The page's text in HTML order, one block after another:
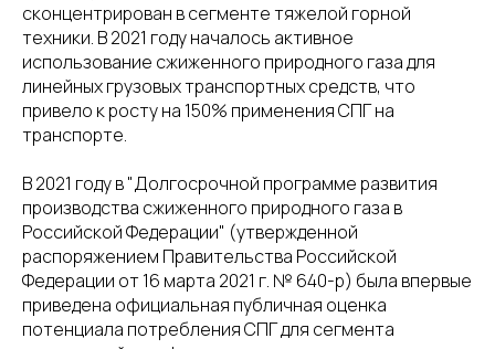
сконцентрирован в сегменте тяжелой горной
техники. В 2021 году началось активное
использование сжиженного природного газа для
линейных грузовых транспортных средств, что
привело к росту на 150% применения СПГ на
транспорте.
В 2021 году в "Долгосрочной программе развития
производства сжиженного природного газа в
Российской Федерации" (утвержденной
распоряжением Правительства Российской
Федерации от 16 марта 2021 г. № 640-р) была впервые
приведена официальная публичная оценка
потенциала потребления СПГ для сегмента